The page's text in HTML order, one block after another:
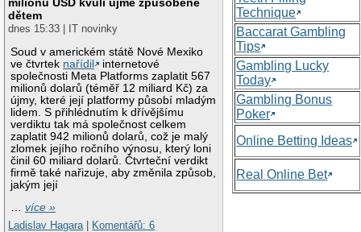
dětem
dnes 15:33 | IT novinky
Soud v americkém státě Nové Mexiko
ve čtvrtek nařídil
internetové
společnosti Meta Platforms zaplatit 567
milionů dolarů (téměř 12 miliard Kč) za
újmy, které její platformy působí mladým
lidem. S přihlédnutím k dřívějšímu
verdiktu tak má společnost celkem
zaplatit 942 milionů dolarů, což je malý
zlomek jejího ročního výnosu, který loni
činil 60 miliard dolarů. Čtvrteční verdikt
firmě také nařizuje, aby změnila způsob,
jakým její
…více »
Ladislav Hagara
Komentářů: 6
Technique
Baccarat Gambling
Tips
Gambling Lucky
Today
Gambling Bonus
Poker
Online Betting Ideas
Real Online Bet